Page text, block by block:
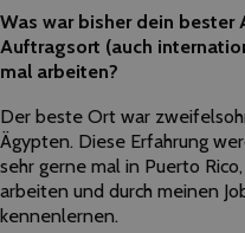
Was war bisher dein
Auftragsort (auch
mal arbeiten?
Der beste Ort war
Ägypten. Diese Erfahrung
sehr gerne mal in Puerto
arbeiten und durch meinen
kennenlernen.